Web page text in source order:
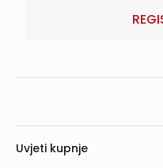
Uvjeti kupnje